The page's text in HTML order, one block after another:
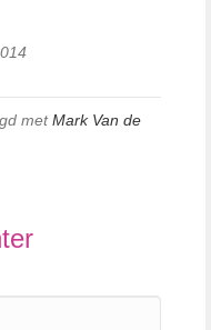
metMark Van de